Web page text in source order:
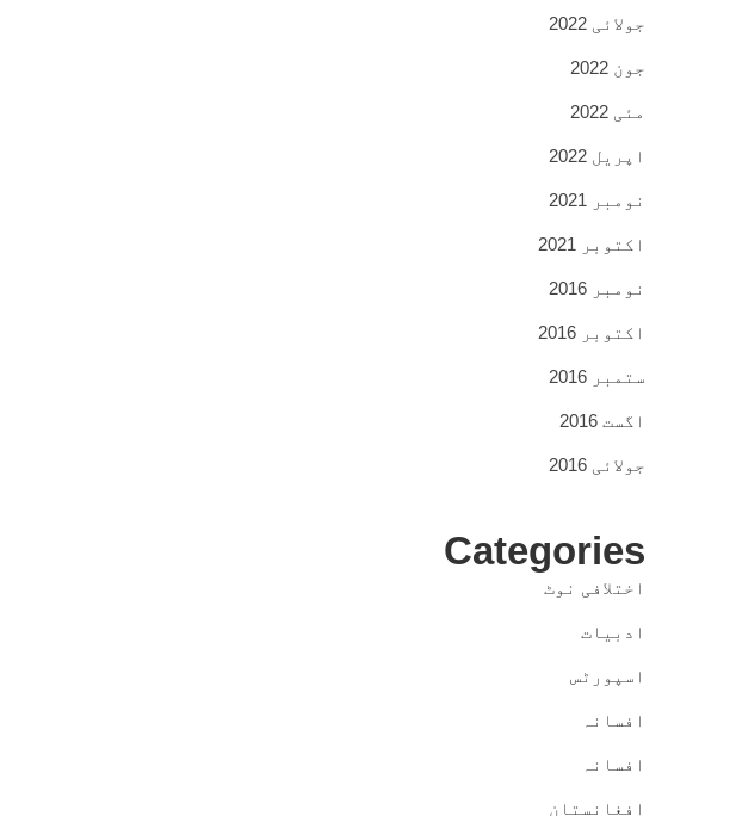
جولائی 2022
جون 2022
مئی 2022
اپریل 2022
نومبر 2021
اکتوبر 2021
نومبر 2016
اکتوبر 2016
ستمبر 2016
اگست 2016
جولائی 2016
Categories
اختلافی نوٹ
ادبیات
اسپورٹس
افسانہ
افسانہ
افغانستان